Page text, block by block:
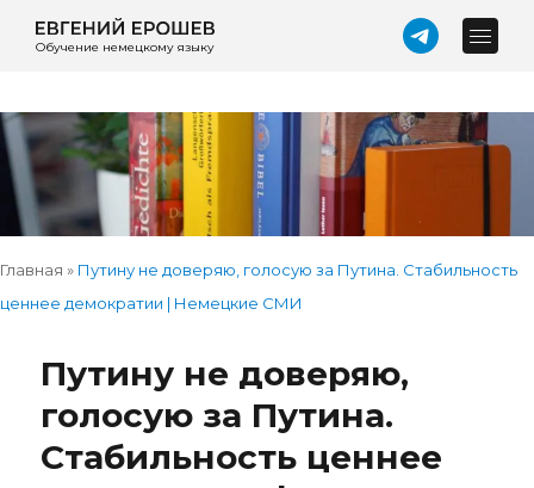
Обучение немецкому языку
Главная » Путину не доверяю, голосую за Путина. Стабильность
ценнее демократии | Немецкие СМИ
Путину не доверяю,
голосую за Путина.
Стабильность ценнее